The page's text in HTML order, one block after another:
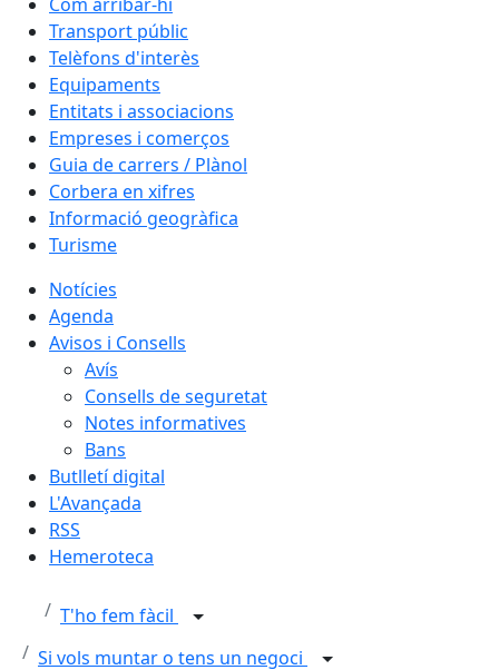
Transport públic
Telèfons d'interès
Equipaments
Entitats i associacions
Empreses i comerços
Guia de carrers / Plànol
Corbera en xifres
Informació geogràfica
Turisme
Notícies
Agenda
Avisos i Consells
Avís
Consells de seguretat
Notes informatives
Bans
Butlletí digital
L'Avançada
RSS
Hemeroteca
T'ho fem fàcil
Si vols muntar o tens un negoci